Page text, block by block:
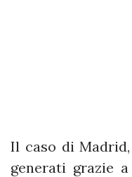
Il caso di
generati grazie